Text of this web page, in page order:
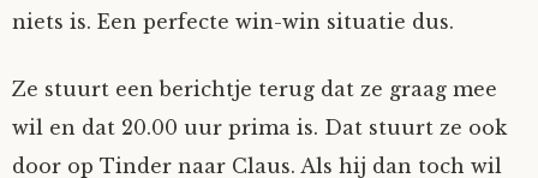
niets is. Een perfecte win-win situatie dus.
Ze stuurt een berichtje terug dat ze graag mee
wil en dat 20.00 uur prima is. Dat stuurt ze ook
door op Tinder naar Claus. Als hij dan toch wil